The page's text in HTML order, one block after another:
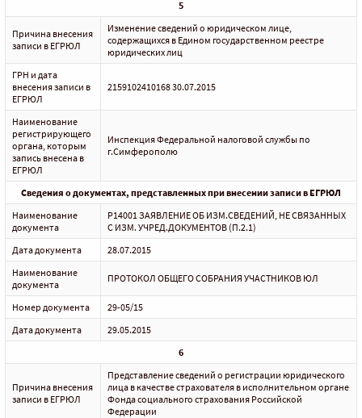
5
Причина внесения
записи в ЕГРЮЛ
Изменение сведений о юридическом лице,
содержащихся в Едином государственном реестре
юридических лиц
ГРН и дата
внесения записи в
ЕГРЮЛ
2159102410168 30.07.2015
Наименование
регистрирующего
органа, которым
запись внесена в
ЕГРЮЛ
Инспекция Федеральной налоговой службы по
г.Симферополю
Сведения о документах, представленных при внесении записи в ЕГРЮЛ
Наименование
документа
Р14001 ЗАЯВЛЕНИЕ ОБ ИЗМ.СВЕДЕНИЙ, НЕ СВЯЗАННЫХ
С ИЗМ. УЧРЕД.ДОКУМЕНТОВ (П.2.1)
Дата документа
28.07.2015
Наименование
документа
ПРОТОКОЛ ОБЩЕГО СОБРАНИЯ УЧАСТНИКОВ ЮЛ
Номер документа
29-05/15
Дата документа
29.05.2015
6
Причина внесения
записи в ЕГРЮЛ
Представление сведений о регистрации юридического
лица в качестве страхователя в исполнительном органе
Фонда социального страхования Российской
Федерации